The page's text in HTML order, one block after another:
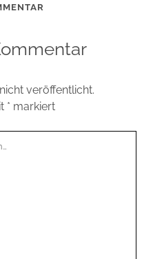
veröffentlicht.
* markiert